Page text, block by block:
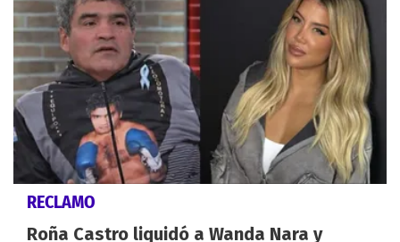
RECLAMO
Roña Castro liquidó a Wanda Nara y